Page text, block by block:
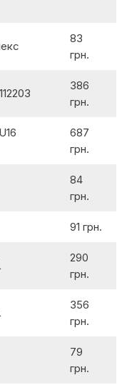
83
грн.
386
грн.
687
грн.
84
грн.
91 грн.
290
грн.
356
грн.
79
грн.